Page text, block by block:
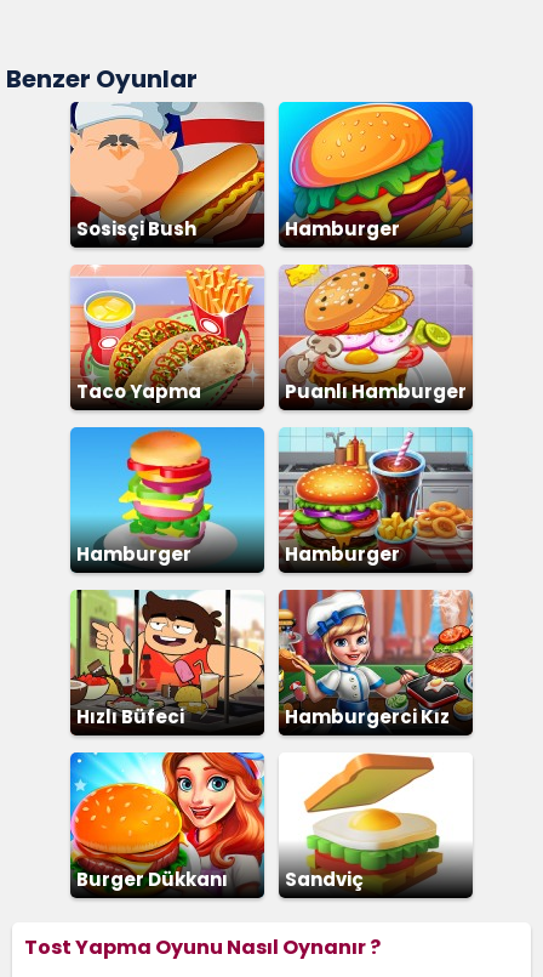
Benzer Oyunlar
Sosisçi Bush
Hamburger
Dükkanı
Taco Yapma
Puanlı Hamburger
Yapma
Hamburger
Hamburger
Yapma
Hızlı Büfeci Hamburgerci Kız
Burger Dükkanı Sandviç
Tost Yapma Oyunu Nasıl Oynanır ?